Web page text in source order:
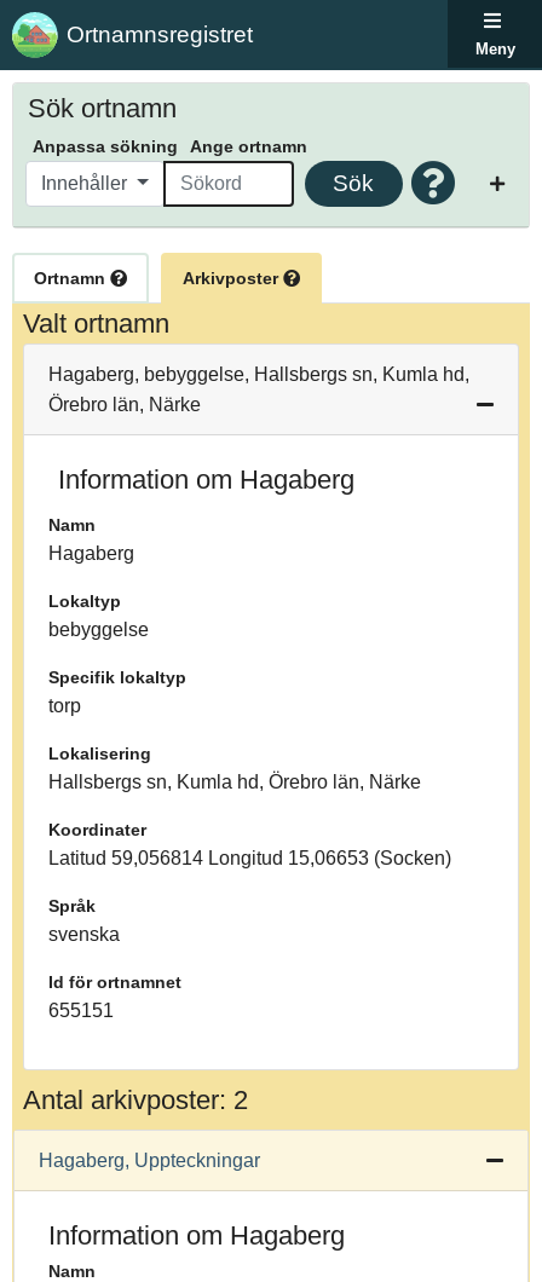
Ortnamnsregistret
Meny
Sök ortnamn
Anpassa sökning Ange ortnamn
Innehåller Sök
Ortnamn Arkivposter
Valt ortnamn
Hagaberg, bebyggelse, Hallsbergs sn, Kumla hd,
Örebro län, Närke
Information om Hagaberg
Namn
Hagaberg
Lokaltyp
bebyggelse
Specifik lokaltyp
torp
Lokalisering
Hallsbergs sn, Kumla hd, Örebro län, Närke
Koordinater
Latitud 59,056814 Longitud 15,06653 (Socken)
Språk
svenska
Id för ortnamnet
655151
Antal arkivposter: 2
Hagaberg, Uppteckningar
Information om Hagaberg
Namn